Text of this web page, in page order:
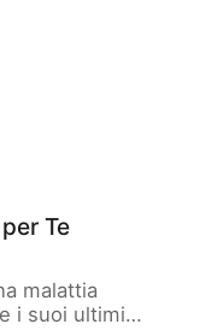
Te
malattia
i suoi ultimi